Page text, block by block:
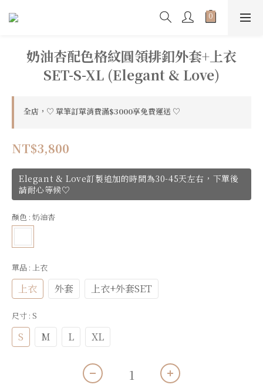
奶油杏配色格紋圓領排釦外套+上衣
SET-S-XL (Elegant & Love)
全店，♡ 單筆訂單消費滿$3000享免費運送 ♡
NT$3,800
Elegant & Love訂製追加的時間為30-45天左右，下單後
請耐心等候♡
顏色 : 奶油杏
單品 : 上衣
上衣 外套 上衣+外套SET
尺寸 : S
S M L XL